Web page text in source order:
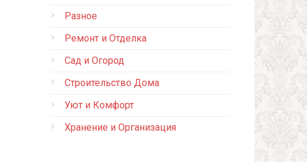
Разное
Ремонт и Отделка
Сад и Огород
Строительство Дома
Уют и Комфорт
Хранение и Организация